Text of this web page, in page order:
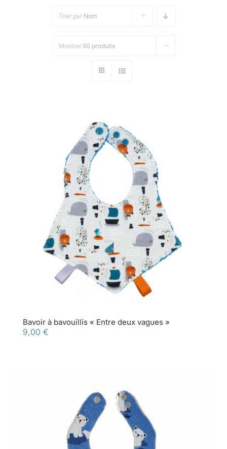
Trier par Nom
Montrer 50 produits
Bavoir à bavouillis « Entre deux vagues »
9,00 €